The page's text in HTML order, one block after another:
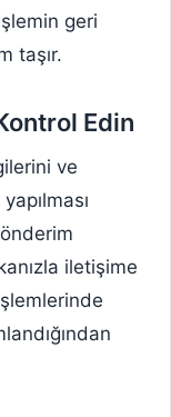
geri
taşır.
Edin
ve
iletişime